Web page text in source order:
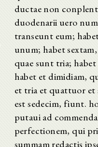
ductae non
duodenarii uero
transeunt eum;
unum; habet
quae sunt tria;
habet et dimidiam,
et tria et quattuor et
est sedecim, fiunt.
putaui ad
perfectionem, qui
summam redactis